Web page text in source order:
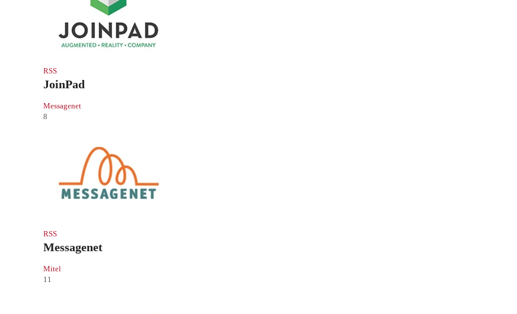
RSS
JoinPad
Messagenet
8
RSS
Messagenet
Mitel
11